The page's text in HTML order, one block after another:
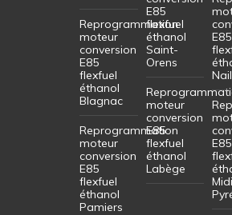
Reprogrammation
moteur
conversion
E85
flexfuel
éthanol
Blagnac
Reprogrammation
moteur
conversion
E85
flexfuel
éthanol
Pamiers
E85
flexfuel
éthanol
Saint-
Orens
moteur
conversion
E85
flexfuel
éthanol
Labège
E85
E85
Midi